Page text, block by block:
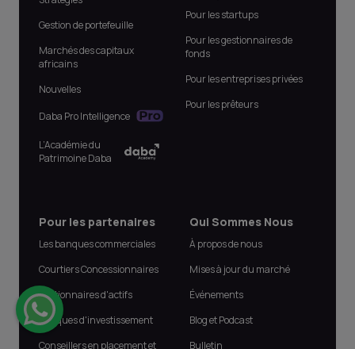
Gestion de portefeuille
Marchés des capitaux
africains
Nouvelles
Daba Pro Intelligence
L’Académie du
Patrimoine Daba
Pour les startups
Pour les gestionnaires de
fonds
Pour les entreprises privées
Pour les prêteurs
Pour les partenaires
Les banques commerciales
Courtiers Concessionnaires
Gestionnaires d'actifs
Banques d'investissement
Conseillers en placement et
Qui Sommes Nous
À propos de nous
Mises à jour du marché
Événements
Blog et Podcast
Bulletin